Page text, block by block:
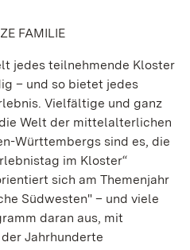
FAMILIE
jedes teilnehmende Kloster
– und so bietet jedes
Vielfältige und ganz
Welt der mittelalterlichen
Württembergs sind es, die
im Kloster“
sich am Themenjahr
Südwesten" – und viele
daran aus, mit
Jahrhunderte